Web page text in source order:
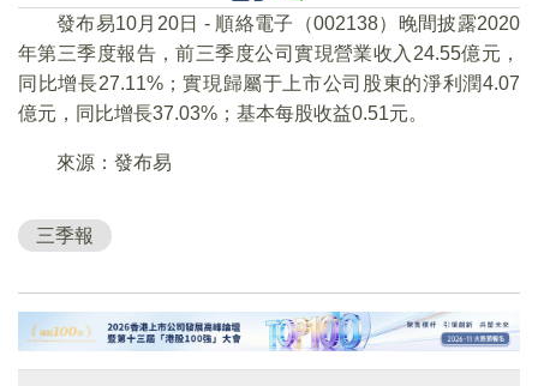
發布易10月20日 - 順絡電子（002138）晚間披露2020
年第三季度報告，前三季度公司實現營業收入24.55億元，
同比增長27.11%；實現歸屬于上市公司股東的淨利潤4.07
億元，同比增長37.03%；基本每股收益0.51元。
來源：發布易
三季報